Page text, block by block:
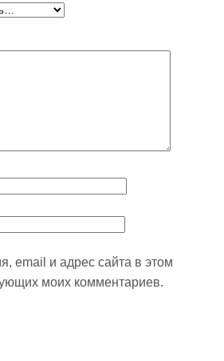
email и адрес сайта в этом
моих комментариев.